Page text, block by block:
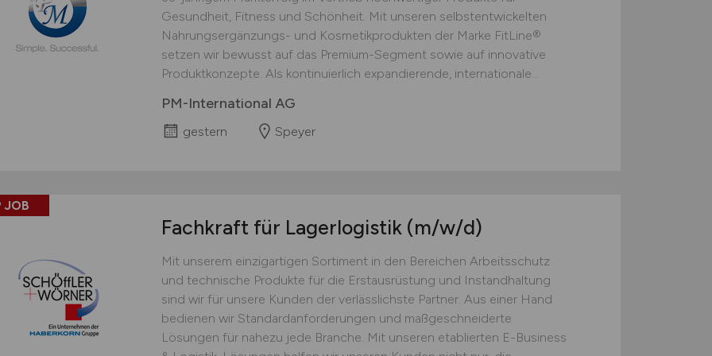
Gesundheit, Fitness und Schönheit. Mit unseren selbstentwickelten
Nahrungsergänzungs- und Kosmetikprodukten der Marke FitLine®
setzen wir bewusst auf das Premium-Segment sowie auf innovative
Produktkonzepte. Als kontinuierlich expandierende, internationale...
PM-International AG
gestern Speyer
JOB
Fachkraft für Lagerlogistik (m/w/d)
Mit unserem einzigartigen Sortiment in den Bereichen Arbeitsschutz
und technische Produkte für die Erstausrüstung und Instandhaltung
sind wir für unsere Kunden der verlässlichste Partner. Aus einer Hand
bedienen wir Standardanforderungen und maßgeschneiderte
Lösungen für nahezu jede Branche. Mit unseren etablierten E-Business